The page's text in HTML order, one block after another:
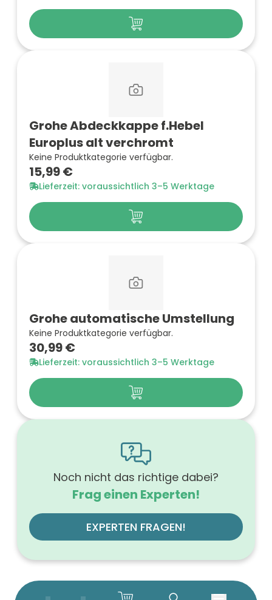
Grohe Abdeckkappe f.Hebel
Europlus alt verchromt
Keine Produktkategorie verfügbar.
15,99 €
Lieferzeit: voraussichtlich 3–5 Werktage
Grohe automatische Umstellung
Keine Produktkategorie verfügbar.
30,99 €
Lieferzeit: voraussichtlich 3–5 Werktage
Noch nicht das richtige dabei?
Frag einen Experten!
EXPERTEN FRAGEN!